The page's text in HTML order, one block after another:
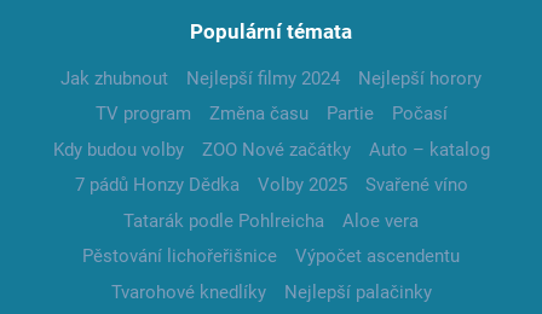
Populární témata
Jak zhubnout Nejlepší filmy 2024
Nejlepší horory
TV program
Změna času Partie
Počasí
Kdy budou volby
ZOO Nové začátky
Auto – katalog
7 pádů Honzy Dědka
Volby 2025
Svařené víno
Tatarák podle Pohlreicha
Aloe vera
Pěstování lichořeřišnice
Výpočet ascendentu
Tvarohové knedlíky
Nejlepší palačinky